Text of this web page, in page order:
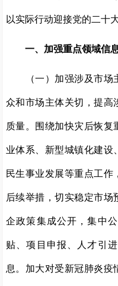
以实际行动迎接党的二十
一、加强重点领域信
（一）加强涉及市场
众和市场主体关切，提高
质量。围绕加快灾后恢
业体系、新型城镇化建设
民生事业发展等重点工作
后续举措，切实稳定市
企政策集成公开，集中
贴、项目申报、人才引
息。加大对受新冠肺炎疫